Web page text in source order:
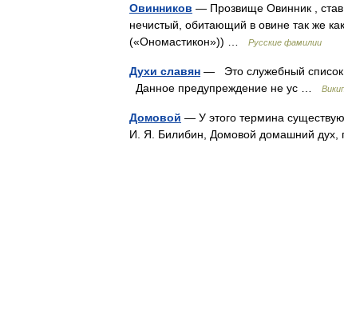
Овинников — Прозвище Овинник ,
нечистый, обитающий в овине так же
(«Ономастикон»)) …
Русские фамилии
Духи славян — Это служебный список
Данное предупреждение не ус …
Домовой — У этого термина
И. Я. Билибин, Домовой домашний дух,